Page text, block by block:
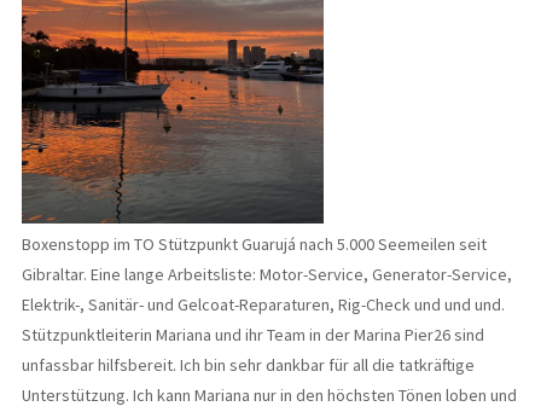
Boxenstopp im TO Stützpunkt Guarujá nach 5.000 Seemeilen seit
Gibraltar. Eine lange Arbeitsliste: Motor-Service, Generator-Service,
Elektrik-, Sanitär- und Gelcoat-Reparaturen, Rig-Check und und und.
Stützpunktleiterin Mariana und ihr Team in der Marina Pier26 sind
unfassbar hilfsbereit. Ich bin sehr dankbar für all die tatkräftige
Unterstützung. Ich kann Mariana nur in den höchsten Tönen loben und